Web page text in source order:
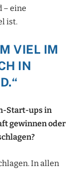
– eine
ist.
VIEL IM
IN
Start-ups in
gewinnen oder
In allen